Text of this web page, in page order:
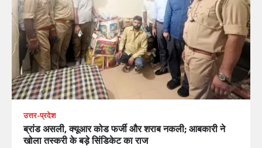
उत्तर-प्रदेश
ब्रांड असली, क्यूआर कोड फर्जी और शराब नकली; आबकारी ने
खोला तस्करी के बड़े सिंडिकेट का राज